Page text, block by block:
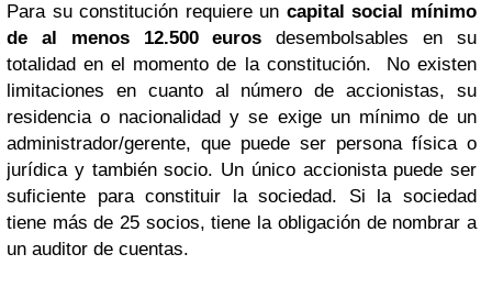
Para su constitución requiere un capital social mínimo
de al menos 12.500 euros desembolsables en su
totalidad en el momento de la constitución. No existen
limitaciones en cuanto al número de accionistas, su
residencia o nacionalidad y se exige un mínimo de un
administrador/gerente, que puede ser persona física o
jurídica y también socio. Un único accionista puede ser
suficiente para constituir la sociedad. Si la sociedad
tiene más de 25 socios, tiene la obligación de nombrar a
un auditor de cuentas.